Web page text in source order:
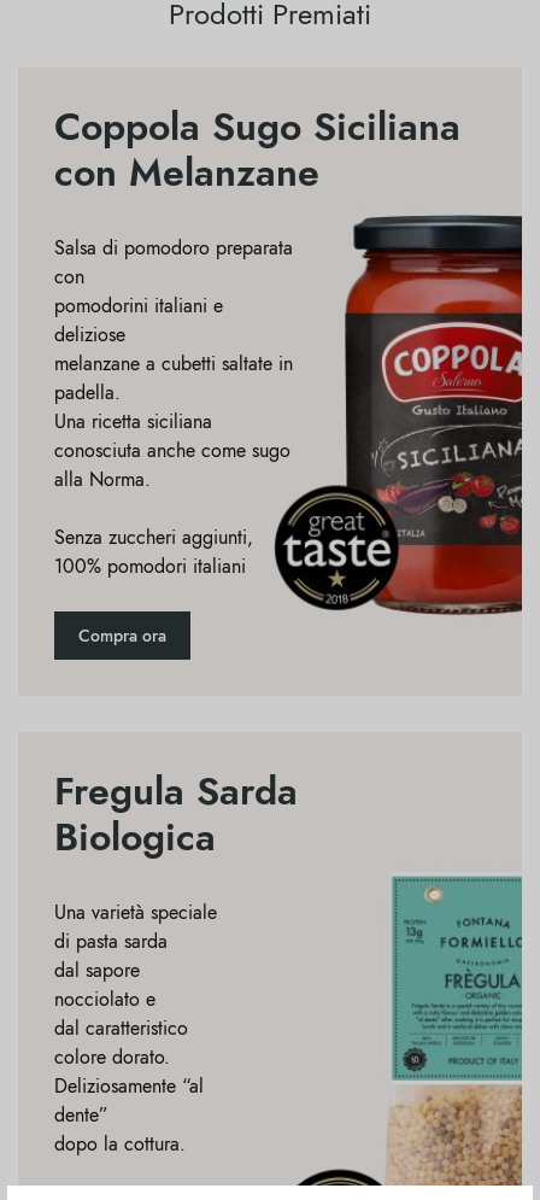
Prodotti Premiati
Coppola Sugo Siciliana
con Melanzane
Salsa di pomodoro preparata
con
pomodorini italiani e
deliziose
melanzane a cubetti saltate in
padella.
Una ricetta siciliana
conosciuta anche come sugo
alla Norma.
Senza zuccheri aggiunti,
100% pomodori italiani
Compra ora
Fregula Sarda
Biologica
Una varietà speciale
di pasta sarda
dal sapore
nocciolato e
dal caratteristico
colore dorato.
Deliziosamente “al
dente”
dopo la cottura.